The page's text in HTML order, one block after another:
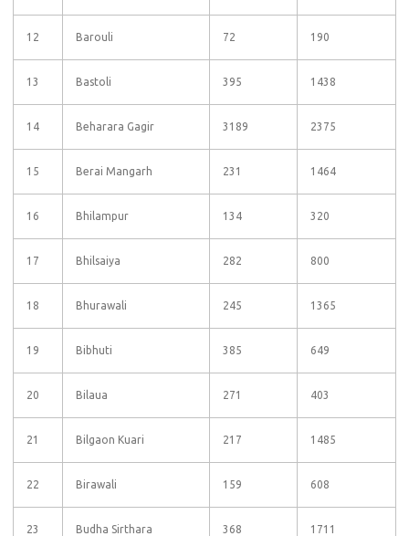
12 Barouli 72 190
13 Bastoli 395 1438
14 Beharara Gagir 3189 2375
15 Berai Mangarh 231 1464
16 Bhilampur 134 320
17 Bhilsaiya 282 800
18 Bhurawali 245 1365
19 Bibhuti 385 649
20 Bilaua 271 403
21 Bilgaon Kuari 217 1485
22 Birawali 159 608
23 Budha Sirthara 368 1711